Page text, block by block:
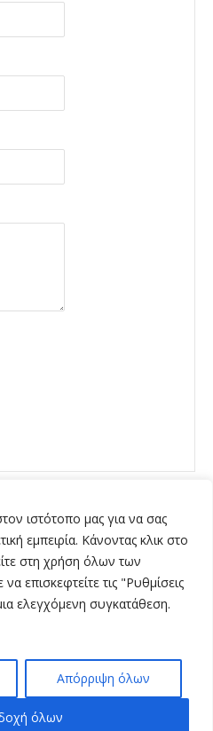
ιστότοπο μας για να σας
εμπειρία. Κάνοντας κλικ στο
στη χρήση όλων των
επισκεφτείτε τις "Ρυθμίσεις
ελεγχόμενη συγκατάθεση.
Απόρριψη όλων
όλων
Reserved | Κατασκευή
Hi Web